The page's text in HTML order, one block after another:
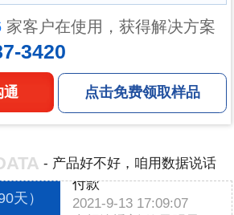
家客户在使用，获得解决方案
3420
通 点击免费领取样品
- 产品好不好，咱用数据说话
天）
聚乙二醇PEG各型号...
成功订单
付款
2021-9-14 14:59:24
南辉乳化剂,原厂品质...
来自 河南周口 的采购商已
付款
2021-9-13 17:09:07
南辉渗透剂,效果明显...